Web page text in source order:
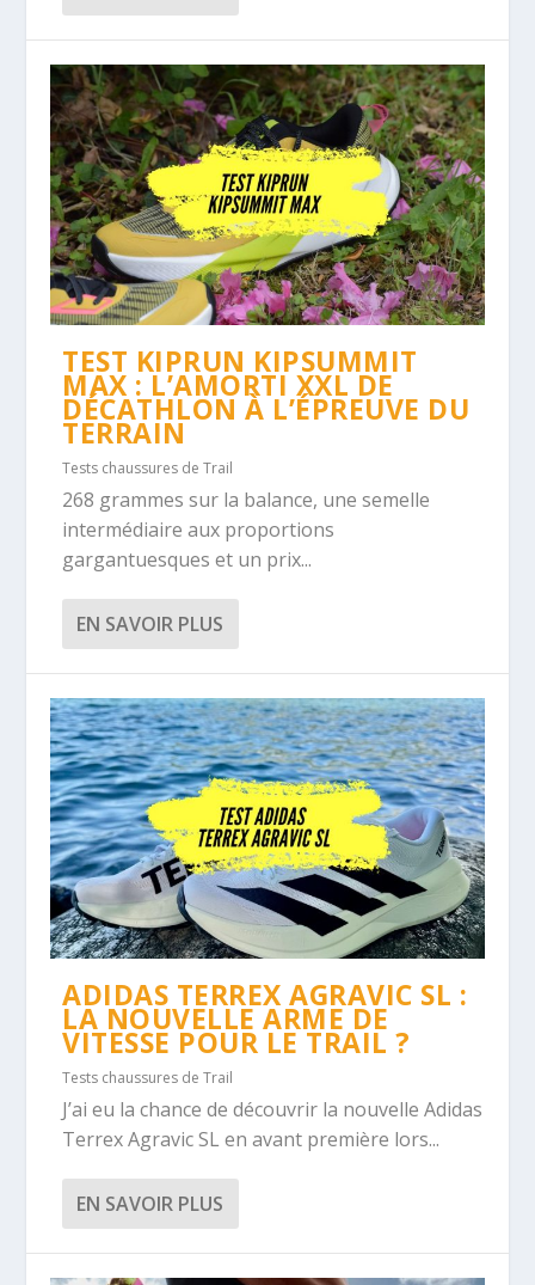
TEST KIPRUN KIPSUMMIT
MAX : L’AMORTI XXL DE
DÉCATHLON À L’ÉPREUVE DU
TERRAIN
Tests chaussures de Trail
268 grammes sur la balance, une semelle
intermédiaire aux proportions
gargantuesques et un prix...
EN SAVOIR PLUS
ADIDAS TERREX AGRAVIC SL :
LA NOUVELLE ARME DE
VITESSE POUR LE TRAIL ?
Tests chaussures de Trail
J’ai eu la chance de découvrir la nouvelle Adidas
Terrex Agravic SL en avant première lors...
EN SAVOIR PLUS